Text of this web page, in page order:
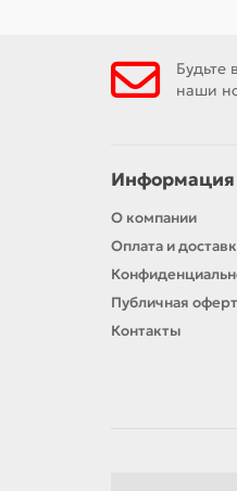
Будьте
наши
Информация
О компании
Оплата и
Публичная
Контакты